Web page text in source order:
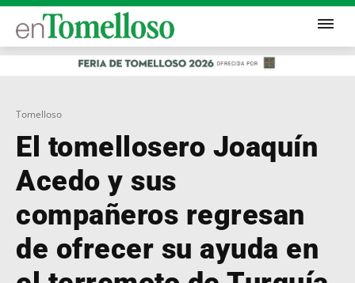
Tomelloso
El tomellosero Joaquín
Acedo y sus
compañeros regresan
de ofrecer su ayuda en